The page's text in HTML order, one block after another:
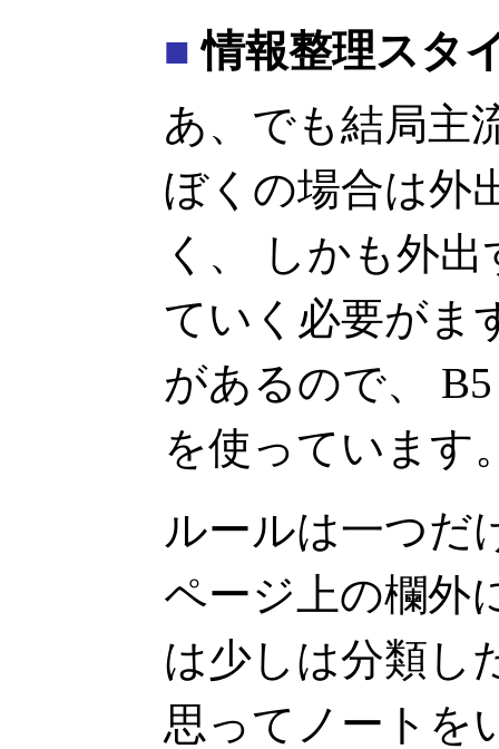
■ 情報整理スタ
あ、でも結局主
ぼくの場合は外
く、 しかも外
ていく必要がま
があるので、
を使っています
ルールは一つだ
ページ上の欄外
は少しは分類し
思ってノートを